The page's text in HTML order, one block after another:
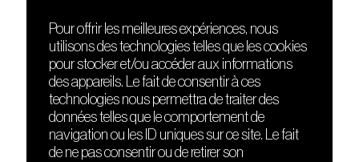
DÉCOUVRIR
Le lieu
Contact
Presse
Cours de DJing
TMLAB
FRIENDS
Nuits sonores
HEAT
Hôtel71
La Gaîté Lyrique
Pour offrir les meilleures expériences, nous
utilisons des technologies telles que les cookies
pour stocker et/ou accéder aux informations
des appareils. Le fait de consentir à ces
technologies nous permettra de traiter des
données telles que le comportement de
navigation ou les ID uniques sur ce site. Le fait
de ne pas consentir ou de retirer son